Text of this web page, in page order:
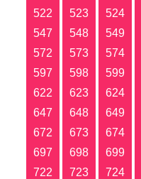
522
523 524
547
548 549
572
573 574
597
598 599
622
623 624
647
648 649
672
673 674
697
698 699
722
723 724